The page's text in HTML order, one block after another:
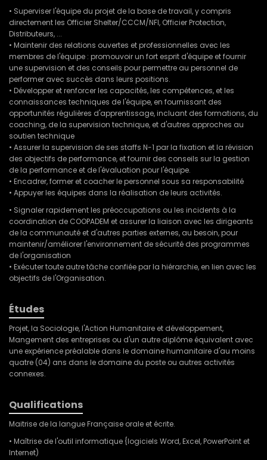
• Superviser l'équipe du projet de la base de travail, y compris
directement les Officier Shelter/CCCM/NFI, Officier Protection,
Distributeurs, ...
• Maintenir des relations ouvertes et professionnelles avec les
membres de l'équipe : promouvoir un fort esprit d'équipe et fournir
une supervision et des conseils pour permettre au personnel de
performer avec succès dans leurs positions.
• Développer et renforcer les capacités, les compétences, et les
connaissances techniques de l'équipe, en fournissant des
opportunités régulières d'apprentissage, incluant des formations, du
coaching, de la supervision technique, et d'autres approches au
soutien technique
• Assurer la supervision de ses staffs N-1 par la fixation et la révision
des objectifs de performance, et fournir des conseils sur la gestion
de la performance et de l'évaluation pour l'équipe.
• Encadrer, former et coacher le personnel sous sa responsabilité
• Appuyer les équipes dans la réalisation de leurs activités.
• Signaler rapidement les préoccupations ou les incidents à la
coordination de COOPADEM et assurer la liaison avec les dirigeants
de la communauté et d'autres parties externes, au besoin, pour
maintenir/améliorer l'environnement de sécurité des programmes
de l'organisation
• Exécuter toute autre tâche confiée par la hiérarchie, en lien avec les
objectifs de l'Organisation.
Études
Projet, la Sociologie, l'Action Humanitaire et développement,
Mangement des entreprises ou d'un autre diplôme équivalent avec
une expérience préalable dans le domaine humanitaire d'au moins
quatre (04) ans dans le domaine du poste ou autres activités
connexes.
Qualifications
Maitrise de la langue Française orale et écrite.
• Maîtrise de l'outil informatique {logiciels Word, Excel, PowerPoint et
Internet)